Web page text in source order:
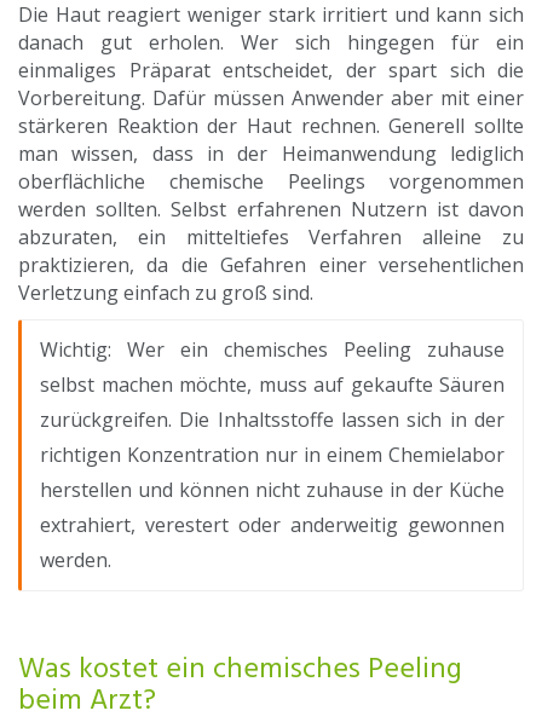
Die Haut reagiert weniger stark irritiert und kann sich
danach gut erholen. Wer sich hingegen für ein
einmaliges Präparat entscheidet, der spart sich die
Vorbereitung. Dafür müssen Anwender aber mit einer
stärkeren Reaktion der Haut rechnen. Generell sollte
man wissen, dass in der Heimanwendung lediglich
oberflächliche chemische Peelings vorgenommen
werden sollten. Selbst erfahrenen Nutzern ist davon
abzuraten, ein mitteltiefes Verfahren alleine zu
praktizieren, da die Gefahren einer versehentlichen
Verletzung einfach zu groß sind.
Wichtig: Wer ein chemisches Peeling zuhause
selbst machen möchte, muss auf gekaufte Säuren
zurückgreifen. Die Inhaltsstoffe lassen sich in der
richtigen Konzentration nur in einem Chemielabor
herstellen und können nicht zuhause in der Küche
extrahiert, verestert oder anderweitig gewonnen
werden.
Was kostet ein chemisches Peeling
beim Arzt?